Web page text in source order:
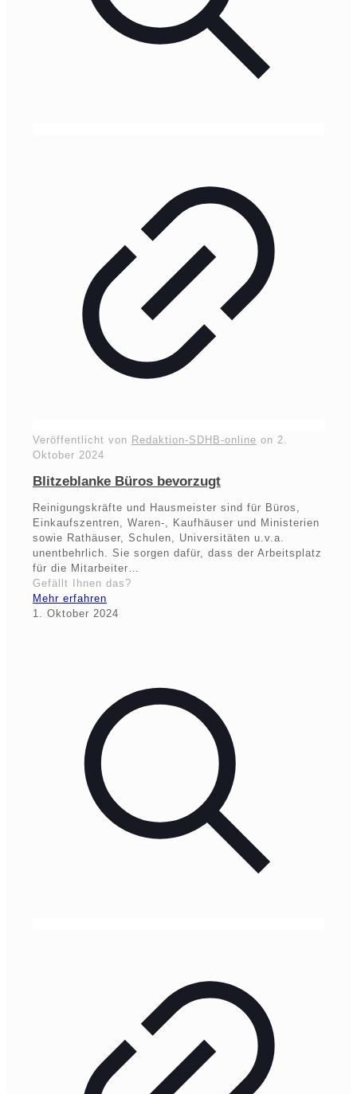
Veröffentlicht von Redaktion-SDHB-online on 2.
Oktober 2024
Blitzeblanke Büros bevorzugt
Reinigungskräfte und Hausmeister sind für Büros,
Einkaufszentren, Waren-, Kaufhäuser und Ministerien
sowie Rathäuser, Schulen, Universitäten u.v.a.
unentbehrlich. Sie sorgen dafür, dass der Arbeitsplatz
für die Mitarbeiter…
Gefällt Ihnen das?
Mehr erfahren
1. Oktober 2024